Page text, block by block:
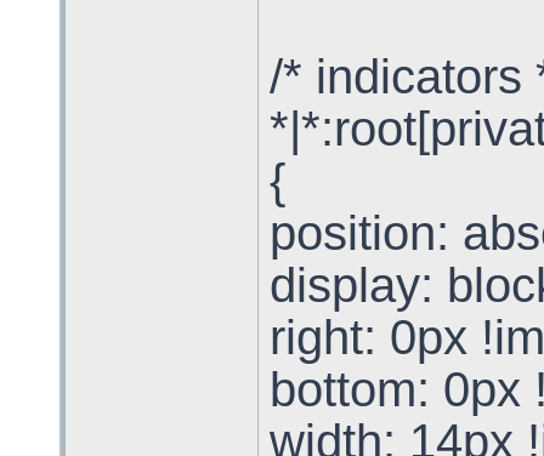
/* indicators
{
position:
display:
right: 0px
bottom: 0px
width: 14px